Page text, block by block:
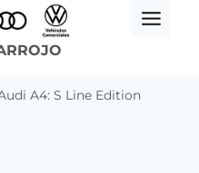
A4: S Line Edition